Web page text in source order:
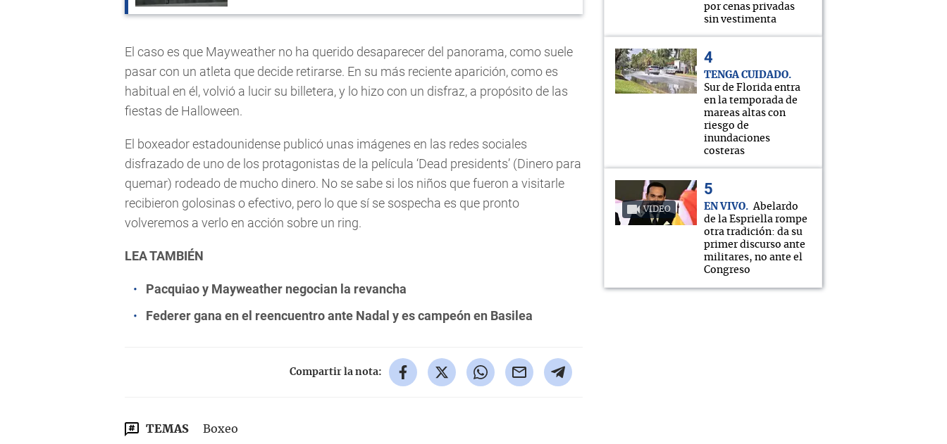
El caso es que Mayweather no ha querido desaparecer del panorama, como suele
pasar con un atleta que decide retirarse. En su más reciente aparición, como es
habitual en él, volvió a lucir su billetera, y lo hizo con un disfraz, a propósito de las
fiestas de Halloween.
El boxeador estadounidense publicó unas imágenes en las redes sociales
disfrazado de uno de los protagonistas de la película ‘Dead presidents’ (Dinero para
quemar) rodeado de mucho dinero. No se sabe si los niños que fueron a visitarle
recibieron golosinas o efectivo, pero lo que sí se sospecha es que pronto
volveremos a verlo en acción sobre un ring.
LEA TAMBIÉN
Pacquiao y Mayweather negocian la revancha
Federer gana en el reencuentro ante Nadal y es campeón en Basilea
Compartir la nota:
TEMAS Boxeo
por cenas privadas
sin vestimenta
TENGA CUIDADO
Sur de Florida entra
en la temporada de
mareas altas con
riesgo de
inundaciones
costeras
VIDEO EN VIVO
Abelardo
de la Espriella rompe
otra tradición: da su
primer discurso ante
militares, no ante el
Congreso